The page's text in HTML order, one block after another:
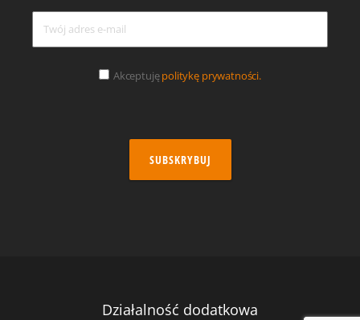
Akceptujępolitykę prywatności.
SUBSKRYBUJ
Działalność dodatkowa